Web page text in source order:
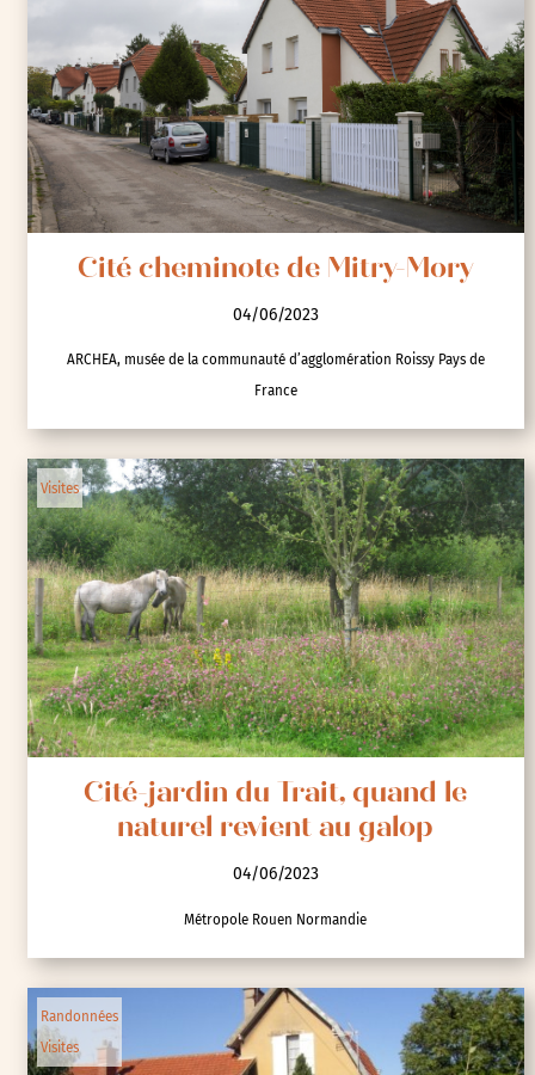
Ville de Pessac
Visites
Cité cheminote de Mitry-Mory
04/06/2023
ARCHEA, musée de la communauté d’agglomération Roissy Pays de
France
Visites
Cité-jardin du Trait, quand le
naturel revient au galop
04/06/2023